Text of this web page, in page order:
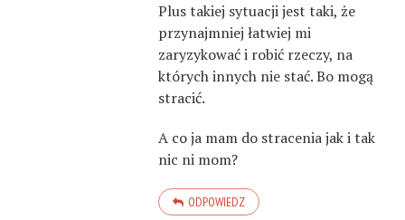
Plus takiej sytuacji jest taki, że
przynajmniej łatwiej mi
zaryzykować i robić rzeczy, na
których innych nie stać. Bo mogą
stracić.
A co ja mam do stracenia jak i tak
nic ni mom?
ODPOWIEDZ